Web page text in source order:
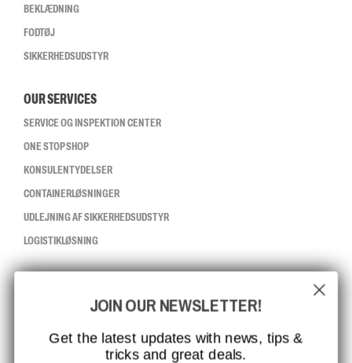
BEKLÆDNING
FODTØJ
SIKKERHEDSUDSTYR
OUR SERVICES
SERVICE OG INSPEKTION CENTER
ONE STOP SHOP
KONSULENTYDELSER
CONTAINERLØSNINGER
UDLEJNING AF SIKKERHEDSUDSTYR
LOGISTIKLØSNING
ISO-CERTIFICERING
GLOBAL RÆKKEVIDDE
MISSION, VISION OG VÆRDIER
JOIN OUR NEWSLETTER!
Get the latest updates with news, tips &
tricks and great deals.